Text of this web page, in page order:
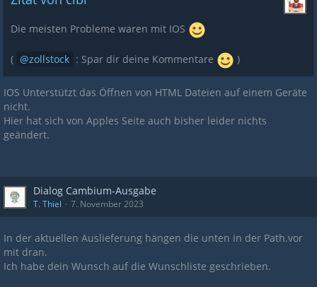
Die meisten Probleme waren mit IOS
( zollstock : Spar dir deine Kommentare )
IOS Unterstützt das Öffnen von HTML Dateien auf einem Geräte
nicht.
Hier hat sich von Apples Seite auch bisher leider nichts
geändert.
Dialog Cambium-Ausgabe
T. Thiel 7. November 2023
In der aktuellen Auslieferung hängen die unten in der Path.vor
mit dran.
Ich habe dein Wunsch auf die Wunschliste geschrieben.